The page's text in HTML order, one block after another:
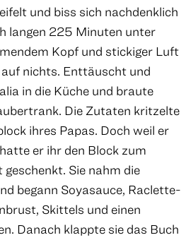
und biss sich nachdenklich
langen 225 Minuten unter
Kopf und stickiger Luft
nichts. Enttäuscht und
in die Küche und braute
Die Zutaten kritzelte
ihres Papas. Doch weil er
er ihr den Block zum
Sie nahm die
begann Soyasauce, Raclette-
Skittels und einen
Danach klappte sie das Buch